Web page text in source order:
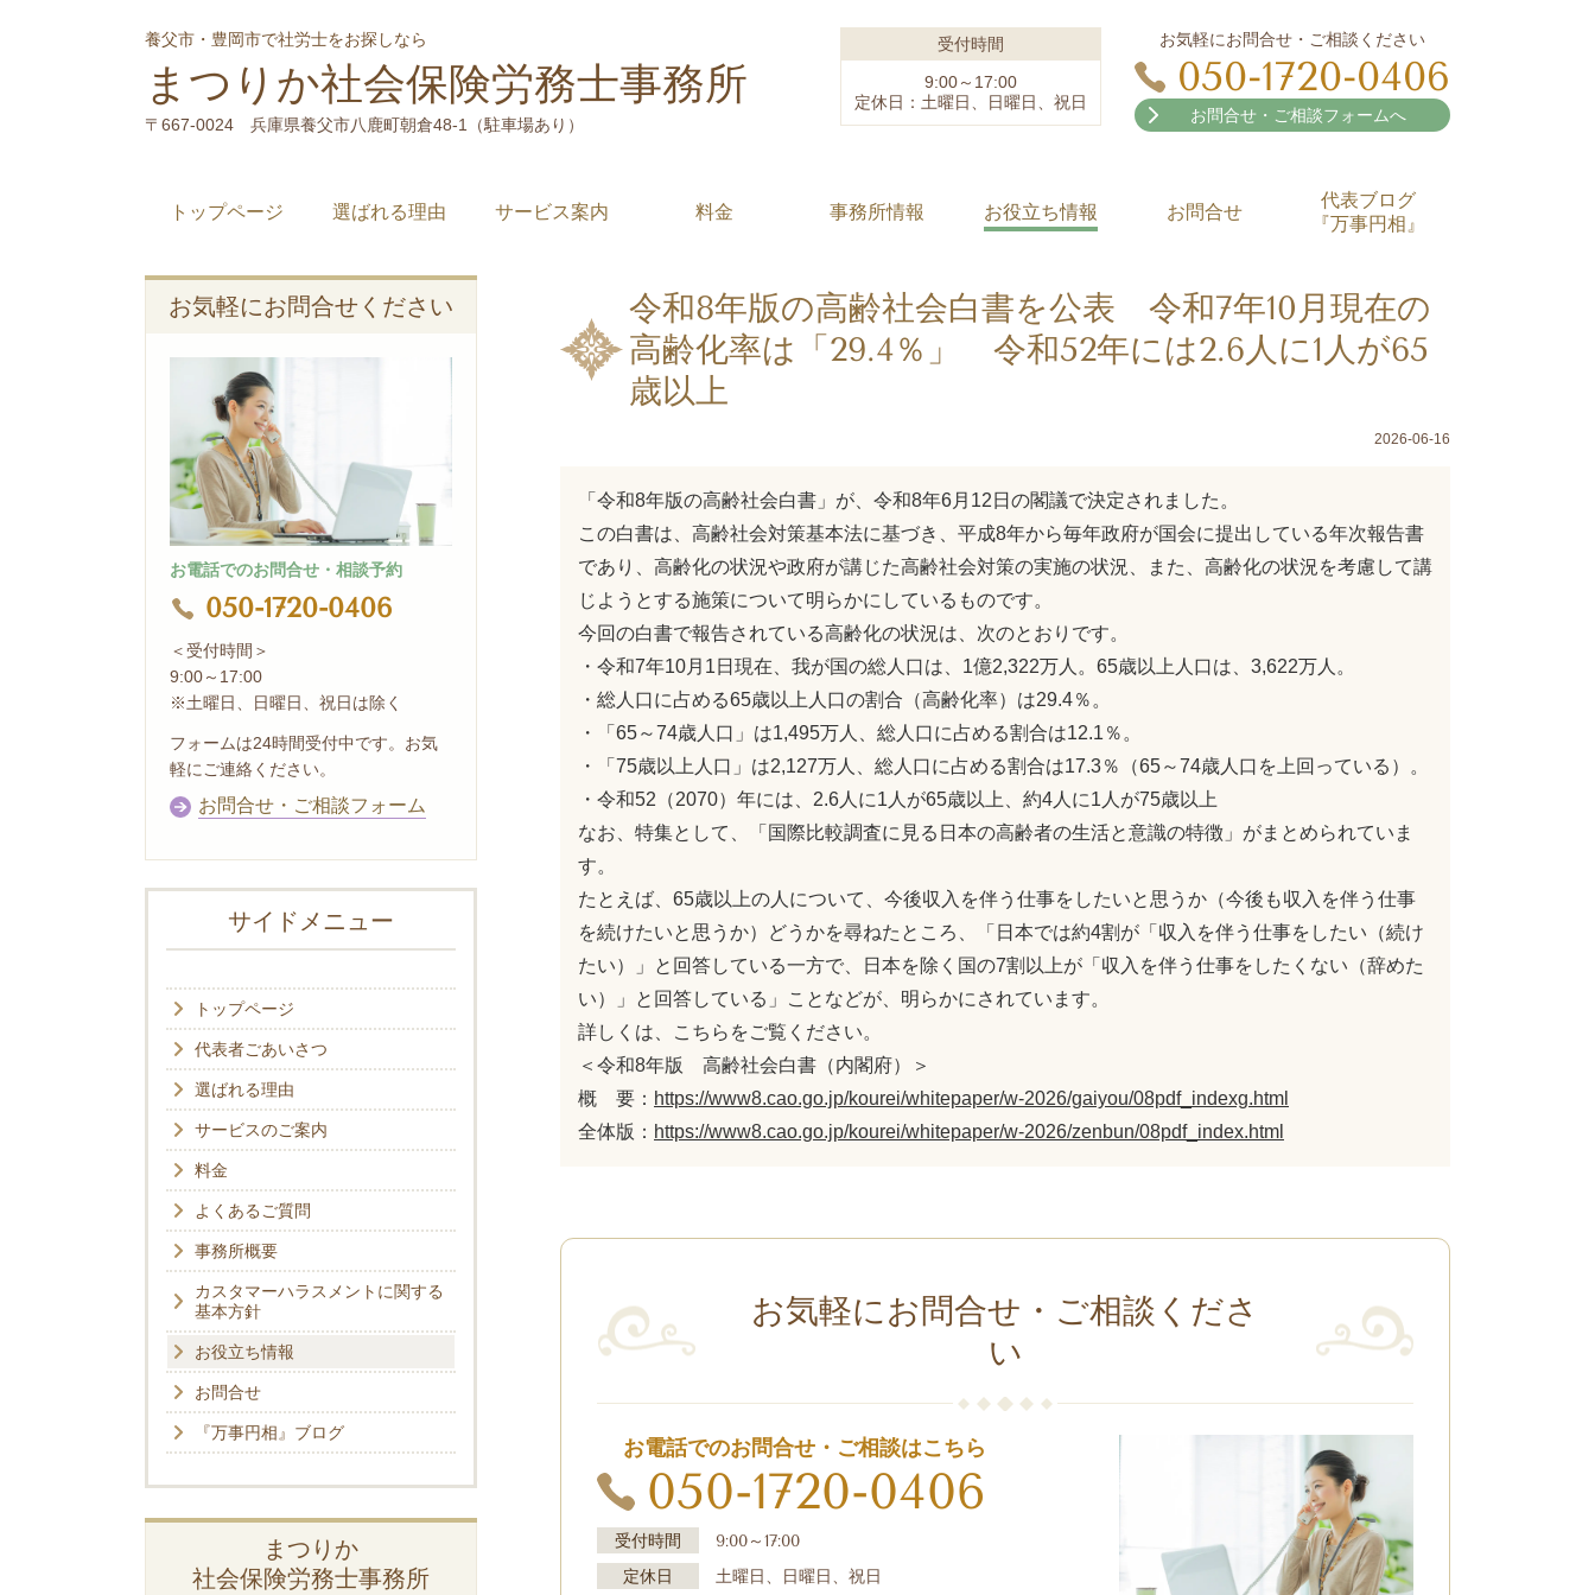
養父市・豊岡市で社労士をお探しなら
まつりか社会保険労務士事務所
〒667-0024 兵庫県養父市八鹿町朝倉48-1（駐車場あり）
受付時間
9:00～17:00
定休日：土曜日、日曜日、祝日
お気軽にお問合せ・ご相談ください
050-1720-0406
お問合せ・ご相談フォームへ
トップページ 選ばれる理由 サービス案内 料金 事務所情報 お役立ち情報 お問合せ
代表ブログ
『万事円相』
令和8年版の高齢社会白書を公表 令和7年10月現在の
高齢化率は「29.4％」 令和52年には2.6人に1人が65
歳以上
2026-06-16
「令和8年版の高齢社会白書」が、令和8年6月12日の閣議で決定されました。
この白書は、高齢社会対策基本法に基づき、平成8年から毎年政府が国会に提出している年次報告書
であり、高齢化の状況や政府が講じた高齢社会対策の実施の状況、また、高齢化の状況を考慮して講
じようとする施策について明らかにしているものです。
今回の白書で報告されている高齢化の状況は、次のとおりです。
・令和7年10月1日現在、我が国の総人口は、1億2,322万人。65歳以上人口は、3,622万人。
・総人口に占める65歳以上人口の割合（高齢化率）は29.4％。
・「65～74歳人口」は1,495万人、総人口に占める割合は12.1％。
・「75歳以上人口」は2,127万人、総人口に占める割合は17.3％（65～74歳人口を上回っている）。
・令和52（2070）年には、2.6人に1人が65歳以上、約4人に1人が75歳以上
なお、特集として、「国際比較調査に見る日本の高齢者の生活と意識の特徴」がまとめられていま
す。
たとえば、65歳以上の人について、今後収入を伴う仕事をしたいと思うか（今後も収入を伴う仕事
を続けたいと思うか）どうかを尋ねたところ、「日本では約4割が「収入を伴う仕事をしたい（続け
たい）」と回答している一方で、日本を除く国の7割以上が「収入を伴う仕事をしたくない（辞めた
い）」と回答している」ことなどが、明らかにされています。
詳しくは、こちらをご覧ください。
＜令和8年版 高齢社会白書（内閣府）＞
概 要： https://www8.cao.go.jp/kourei/whitepaper/w-2026/gaiyou/08pdf_indexg.html
全体版： https://www8.cao.go.jp/kourei/whitepaper/w-2026/zenbun/08pdf_index.html
お気軽にお問合せ・ご相談くださ
い
お電話でのお問合せ・ご相談はこちら
050-1720-0406
受付時間
9:00～17:00
定休日
土曜日、日曜日、祝日
お気軽にお問合せください
お電話でのお問合せ・相談予約
050-1720-0406
＜受付時間＞
9:00～17:00
※土曜日、日曜日、祝日は除く
フォームは24時間受付中です。お気
軽にご連絡ください。
お問合せ・ご相談フォーム
サイドメニュー
トップページ
代表者ごあいさつ
選ばれる理由
サービスのご案内
料金
よくあるご質問
事務所概要
カスタマーハラスメントに関する
基本方針
お役立ち情報
お問合せ
『万事円相』ブログ
まつりか
社会保険労務士事務所